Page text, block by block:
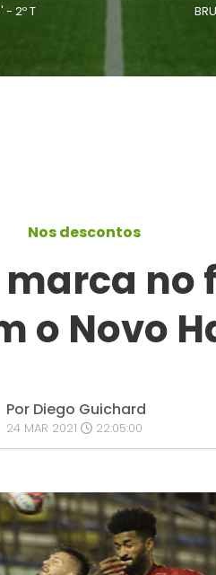
- 2º T
Nos descontos
marca
o Novo
Por Diego Guichard
24 MAR 2021 22:05:00